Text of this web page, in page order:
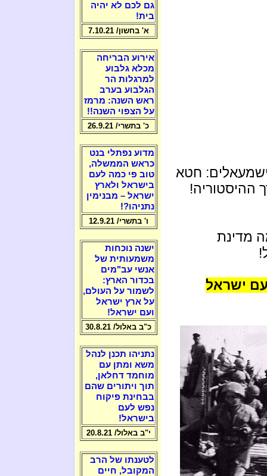
חטא
ההיסטוריה!
מדינת
לעם ישראל
גם לכם לא יהיה
בית!
א' בחשון/ 7.10.21
אירוע הבריחה
מכלא גלבוע
למרגלות הר
הגלבוע בערב
ראש השנה: מרמז
על הצפוי השנה!!
כ' בתשרי/ 26.9.21
מדוע נפתלי בנט
כראש הממשלה,
טוב פי כמה לעם
בישראל ולארץ
ישראל – מבנימין
נתניהו?!
ו' בתשרי/ 12.9.21
ישנה נוכחות
משמעותית של
אנשי עב"מים
בכדור הארץ:
לשמור על העולם,
על ארץ ישראל
ועם ישראל!
כ"ב באלול/ 30.8.21
נתניהו תכנן לנהל
משא ומתן עם
מוחמד דחלאן,
תוך ויתורים שהם
בבחינת פיקוח
נפש לעם
בישראל!
י"ב באלול/ 20.8.21
לטענתו של הרב
המקובל, חיים